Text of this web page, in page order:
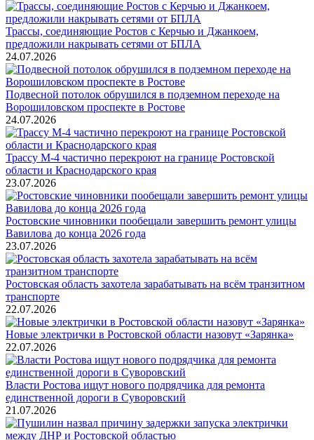
Трассы, соединяющие Ростов с Керчью и Джанкоем,
предложили накрывать сетями от БПЛА
24.07.2026
Подвесной потолок обрушился в подземном переходе на
Ворошиловском проспекте в Ростове
24.07.2026
Трассу М-4 частично перекроют на границе Ростовской
области и Краснодарского края
23.07.2026
Ростовские чиновники пообещали завершить ремонт улицы
Вавилова до конца 2026 года
23.07.2026
Ростовская область захотела зарабатывать на всём транзитном
транспорте
22.07.2026
Новые электрички в Ростовской области назовут «Зарянка»
22.07.2026
Власти Ростова ищут нового подрядчика для ремонта
единственной дороги в Суворовский
21.07.2026